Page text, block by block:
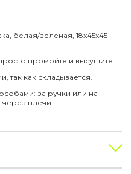
белая/зеленая, 18x45x45
промойте и высушите.
так как складывается.
за ручки или на
плечи.